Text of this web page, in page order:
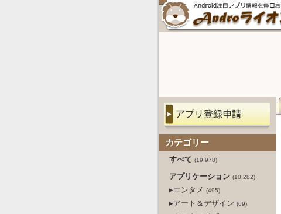
カテゴリー
すべて (19,978)
アプリケーション (10,282)
▸エンタメ (495)
▸アート＆デザイン (69)